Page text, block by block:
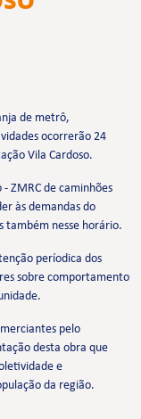
de metrô,
ocorrerão 24
Vila Cardoso.
ZMRC de caminhões
às demandas do
também nesse horário.
períodica dos
sobre comportamento
pelo
desta obra que
e
da região.